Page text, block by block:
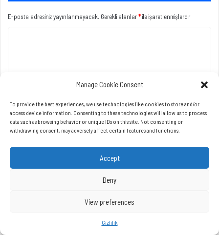
Manage Cookie Consent
To provide the best experiences, we use technologies like cookies to store and/or
access device information. Consenting to these technologies will allow us to process
data such as browsing behavior or unique IDs on this site. Not consenting or
withdrawing consent, may adversely affect certain features and functions.
Accept
Deny
View preferences
Gizlilik